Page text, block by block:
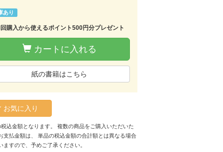
あり
購入から使えるポイント500円分プレゼント
カートに入れる
紙の書籍はこちら
お気に入り
込金額となります。 複数の商品をご購入いただいた
支払金額は、 単品の税込金額の合計額とは異なる場合
ますので、予めご了承ください。